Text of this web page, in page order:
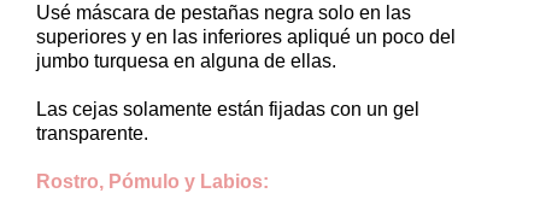
Usé máscara de pestañas negra solo en las
superiores y en las inferiores apliqué un poco del
jumbo turquesa en alguna de ellas.
Las cejas solamente están fijadas con un gel
transparente.
Rostro, Pómulo y Labios: